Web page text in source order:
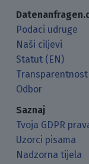
Podaci udruge
Naši ciljevi
Statut (EN)
Transparentnost
Odbor
Saznaj
Tvoja GDPR
Uzorci pisama
Nadzorna tijela